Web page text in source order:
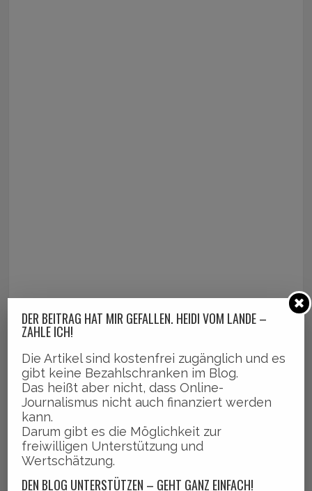
DER BEITRAG HAT MIR GEFALLEN. HEIDI VOM LANDE –
ZAHLE ICH!
Die Artikel sind kostenfrei zugänglich und es
gibt keine Bezahlschranken im Blog.
Das heißt aber nicht, dass Online-
Journalismus nicht auch finanziert werden
kann.
Darum gibt es die Möglichkeit zur
freiwilligen Unterstützung und
Wertschätzung.
DEN BLOG UNTERSTÜTZEN – GEHT GANZ EINFACH!